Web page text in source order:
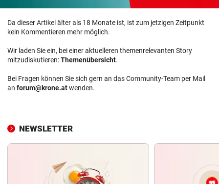
Da dieser Artikel älter als 18 Monate ist, ist zum jetzigen Zeitpunkt
kein Kommentieren mehr möglich.
Wir laden Sie ein, bei einer aktuelleren themenrelevanten Story
mitzudiskutieren:Themenübersicht.
Bei Fragen können Sie sich gern an das Community-Team per Mail
an forum@krone.atwenden.
NEWSLETTER